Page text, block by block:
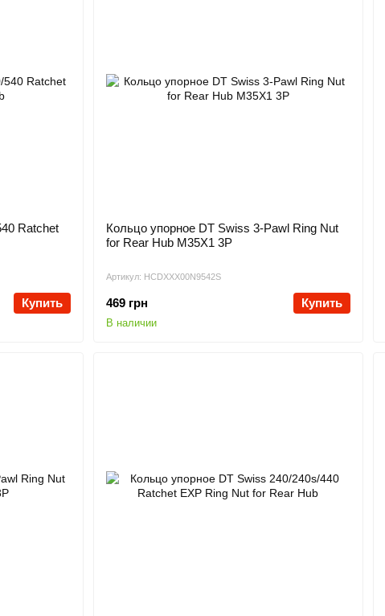
Ratchet
Купить
Артикул: HCDXXX00N9542S
Кольцо упорное DT Swiss 3-Pawl Ring Nut
for Rear Hub M35X1 3P
469 грн Купить
В наличии